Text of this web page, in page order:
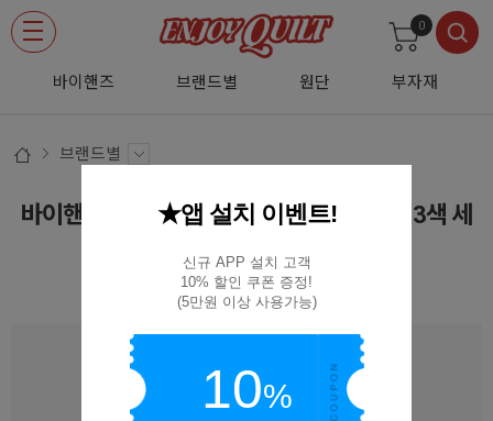
바이핸즈 브랜드별 원단 부자재
0
브랜드별
바이핸즈 퀼트 선염 조각 원단 50종 퀼팅실 3색 세
BY-BEST PACK
★앱 설치 이벤트!
신규 APP 설치 고객
10% 할인 쿠폰 증정!
(5만원 이상 사용가능)
10%